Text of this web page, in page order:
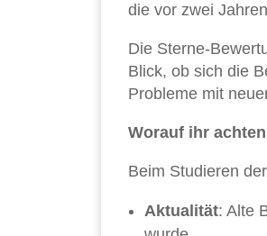
die vor zwei
Die Sterne-
Blick, ob sich die
Probleme mit
Worauf ihr
Beim Studieren
Aktualität: Alte